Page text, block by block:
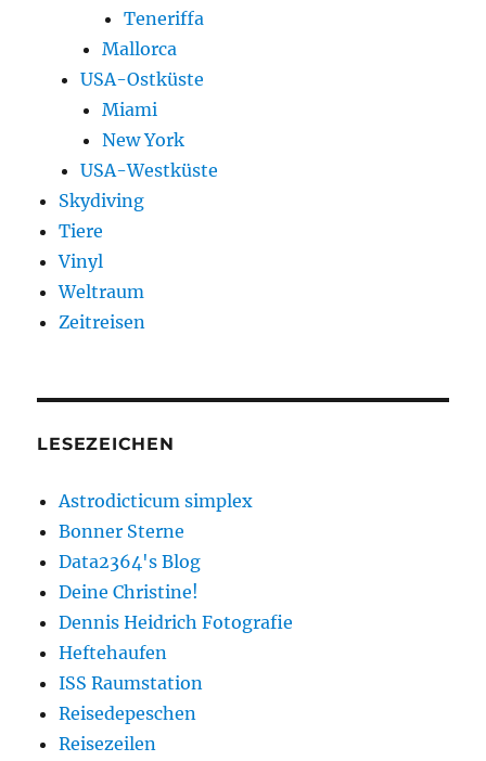
Teneriffa
Mallorca
USA-Ostküste
Miami
New York
USA-Westküste
Skydiving
Tiere
Vinyl
Weltraum
Zeitreisen
LESEZEICHEN
Astrodicticum simplex
Bonner Sterne
Data2364's Blog
Deine Christine!
Dennis Heidrich Fotografie
Heftehaufen
ISS Raumstation
Reisedepeschen
Reisezeilen